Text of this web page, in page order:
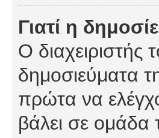
Γιατί η
Ο διαχειριστής
δημοσιεύματα
πρώτα να
βάλει σε ομάδα